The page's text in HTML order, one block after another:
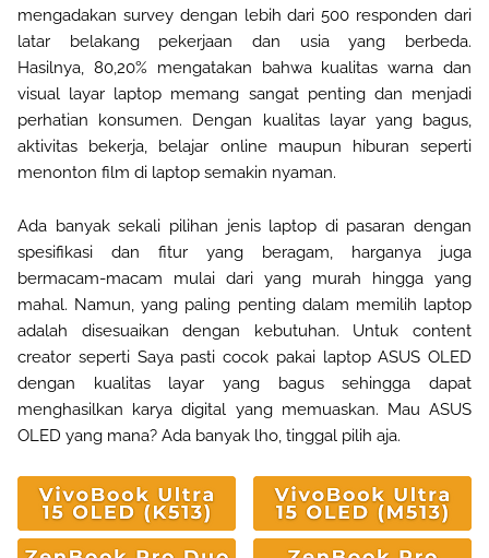
mengadakan survey dengan lebih dari 500 responden dari
latar belakang pekerjaan dan usia yang berbeda.
Hasilnya, 80,20% mengatakan bahwa kualitas warna dan
visual layar laptop memang sangat penting dan menjadi
perhatian konsumen. Dengan kualitas layar yang bagus,
aktivitas bekerja, belajar online maupun hiburan seperti
menonton film di laptop semakin nyaman.
Ada banyak sekali pilihan jenis laptop di pasaran dengan
spesifikasi dan fitur yang beragam, harganya juga
bermacam-macam mulai dari yang murah hingga yang
mahal. Namun, yang paling penting dalam memilih laptop
adalah disesuaikan dengan kebutuhan. Untuk content
creator seperti Saya pasti cocok pakai laptop ASUS OLED
dengan kualitas layar yang bagus sehingga dapat
menghasilkan karya digital yang memuaskan. Mau ASUS
OLED yang mana? Ada banyak lho, tinggal pilih aja.